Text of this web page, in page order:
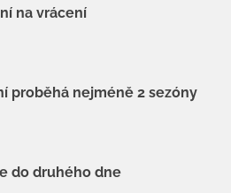
na vrácení
proběhá nejméně 2 sezóny
do druhého dne